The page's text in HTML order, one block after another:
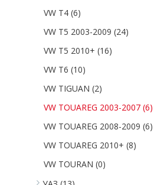
VW T4 (6)
VW T5 2003-2009 (24)
VW T5 2010+ (16)
VW T6 (10)
VW TIGUAN (2)
VW TOUAREG 2003-2007 (6)
VW TOUAREG 2008-2009 (6)
VW TOUAREG 2010+ (8)
VW TOURAN (0)